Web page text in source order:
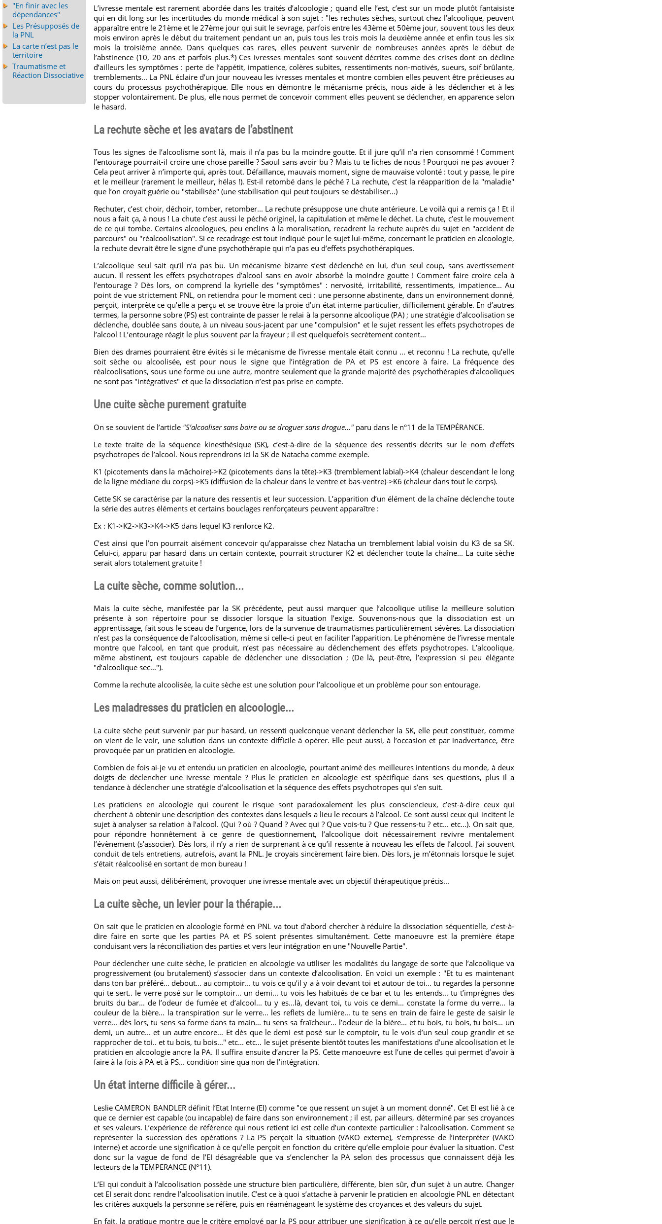
L’ivresse mentale est rarement abordée dans les traités d’alcoologie ; quand elle l’est, c’est sur un mode plutôt fantaisiste
qui en dit long sur les incertitudes du monde médical à son sujet : "les rechutes sèches, surtout chez l’alcoolique, peuvent
apparaître entre le 21ème et le 27ème jour qui suit le sevrage, parfois entre les 43ème et 50ème jour, souvent tous les deux
mois environ après le début du traitement pendant un an, puis tous les trois mois la deuxième année et enfin tous les six
mois la troisième année. Dans quelques cas rares, elles peuvent survenir de nombreuses années après le début de
l’abstinence (10, 20 ans et parfois plus.*) Ces ivresses mentales sont souvent décrites comme des crises dont on décline
d’ailleurs les symptômes : perte de l’appétit, impatience, colères subites, ressentiments non-motivés, sueurs, soif brûlante,
tremblements... La PNL éclaire d’un jour nouveau les ivresses mentales et montre combien elles peuvent être précieuses au
cours du processus psychothérapique. Elle nous en démontre le mécanisme précis, nous aide à les déclencher et à les
stopper volontairement. De plus, elle nous permet de concevoir comment elles peuvent se déclencher, en apparence selon
le hasard.
La rechute sèche et les avatars de l’abstinent
Tous les signes de l’alcoolisme sont là, mais il n’a pas bu la moindre goutte. Et il jure qu’il n’a rien consommé ! Comment
l’entourage pourrait-il croire une chose pareille ? Saoul sans avoir bu ? Mais tu te fiches de nous ! Pourquoi ne pas avouer ?
Cela peut arriver à n’importe qui, après tout. Défaillance, mauvais moment, signe de mauvaise volonté : tout y passe, le pire
et le meilleur (rarement le meilleur, hélas !). Est-il retombé dans le péché ? La rechute, c’est la réapparition de la "maladie"
que l’on croyait guérie ou "stabilisée" (une stabilisation qui peut toujours se déstabiliser...)
Rechuter, c’est choir, déchoir, tomber, retomber... La rechute présuppose une chute antérieure. Le voilà qui a remis ça ! Et il
nous a fait ça, à nous ! La chute c’est aussi le péché originel, la capitulation et même le déchet. La chute, c’est le mouvement
de ce qui tombe. Certains alcoologues, peu enclins à la moralisation, recadrent la rechute auprès du sujet en "accident de
parcours" ou "réalcoolisation". Si ce recadrage est tout indiqué pour le sujet lui-même, concernant le praticien en alcoologie,
la rechute devrait être le signe d’une psychothérapie qui n’a pas eu d’effets psychothérapiques.
L’alcoolique seul sait qu’il n’a pas bu. Un mécanisme bizarre s’est déclenché en lui, d’un seul coup, sans avertissement
aucun. Il ressent les effets psychotropes d’alcool sans en avoir absorbé la moindre goutte ! Comment faire croire cela à
l’entourage ? Dès lors, on comprend la kyrielle des "symptômes" : nervosité, irritabilité, ressentiments, impatience... Au
point de vue strictement PNL, on retiendra pour le moment ceci : une personne abstinente, dans un environnement donné,
perçoit, interprète ce qu’elle a perçu et se trouve être la proie d’un état interne particulier, difficilement gérable. En d’autres
termes, la personne sobre (PS) est contrainte de passer le relai à la personne alcoolique (PA) ; une stratégie d’alcoolisation se
déclenche, doublée sans doute, à un niveau sous-jacent par une "compulsion" et le sujet ressent les effets psychotropes de
l’alcool ! L’entourage réagit le plus souvent par la frayeur ; il est quelquefois secrètement content...
Bien des drames pourraient être évités si le mécanisme de l’ivresse mentale était connu ... et reconnu ! La rechute, qu’elle
soit sèche ou alcoolisée, est pour nous le signe que l’intégration de PA et PS est encore à faire. La fréquence des
réalcoolisations, sous une forme ou une autre, montre seulement que la grande majorité des psychothérapies d’alcooliques
ne sont pas "intégratives" et que la dissociation n’est pas prise en compte.
Une cuite sèche purement gratuite
On se souvient de l’article "S’alcooliser sans boire ou se droguer sans drogue..." paru dans le n°11 de la TEMPÉRANCE.
Le texte traite de la séquence kinesthésique (SK), c’est-à-dire de la séquence des ressentis décrits sur le nom d’effets
psychotropes de l’alcool. Nous reprendrons ici la SK de Natacha comme exemple.
K1 (picotements dans la mâchoire)->K2 (picotements dans la tête)->K3 (tremblement labial)->K4 (chaleur descendant le long
de la ligne médiane du corps)->K5 (diffusion de la chaleur dans le ventre et bas-ventre)->K6 (chaleur dans tout le corps).
Cette SK se caractérise par la nature des ressentis et leur succession. L’apparition d’un élément de la chaîne déclenche toute
la série des autres éléments et certains bouclages renforçateurs peuvent apparaître :
Ex : K1->K2->K3->K4->K5 dans lequel K3 renforce K2.
C’est ainsi que l’on pourrait aisément concevoir qu’apparaisse chez Natacha un tremblement labial voisin du K3 de sa SK.
Celui-ci, apparu par hasard dans un certain contexte, pourrait structurer K2 et déclencher toute la chaîne... La cuite sèche
serait alors totalement gratuite !
La cuite sèche, comme solution...
Mais la cuite sèche, manifestée par la SK précédente, peut aussi marquer que l’alcoolique utilise la meilleure solution
présente à son répertoire pour se dissocier lorsque la situation l’exige. Souvenons-nous que la dissociation est un
apprentissage, fait sous le sceau de l’urgence, lors de la survenue de traumatismes particulièrement sévères. La dissociation
n’est pas la conséquence de l’alcoolisation, même si celle-ci peut en faciliter l’apparition. Le phénomène de l’ivresse mentale
montre que l’alcool, en tant que produit, n’est pas nécessaire au déclenchement des effets psychotropes. L’alcoolique,
même abstinent, est toujours capable de déclencher une dissociation ; (De là, peut-être, l’expression si peu élégante
"d’alcoolique sec...").
Comme la rechute alcoolisée, la cuite sèche est une solution pour l’alcoolique et un problème pour son entourage.
Les maladresses du praticien en alcoologie...
La cuite sèche peut survenir par pur hasard, un ressenti quelconque venant déclencher la SK, elle peut constituer, comme
on vient de le voir, une solution dans un contexte difficile à opérer. Elle peut aussi, à l’occasion et par inadvertance, être
provoquée par un praticien en alcoologie.
Combien de fois ai-je vu et entendu un praticien en alcoologie, pourtant animé des meilleures intentions du monde, à deux
doigts de déclencher une ivresse mentale ? Plus le praticien en alcoologie est spécifique dans ses questions, plus il a
tendance à déclencher une stratégie d’alcoolisation et la séquence des effets psychotropes qui s’en suit.
Les praticiens en alcoologie qui courent le risque sont paradoxalement les plus consciencieux, c’est-à-dire ceux qui
cherchent à obtenir une description des contextes dans lesquels a lieu le recours à l’alcool. Ce sont aussi ceux qui incitent le
sujet à analyser sa relation à l’alcool. (Qui ? où ? Quand ? Avec qui ? Que vois-tu ? Que ressens-tu ? etc... etc...). On sait que,
pour répondre honnêtement à ce genre de questionnement, l’alcoolique doit nécessairement revivre mentalement
l’évènement (s’associer). Dès lors, il n’y a rien de surprenant à ce qu’il ressente à nouveau les effets de l’alcool. J’ai souvent
conduit de tels entretiens, autrefois, avant la PNL. Je croyais sincèrement faire bien. Dès lors, je m’étonnais lorsque le sujet
s’était réalcoolisé en sortant de mon bureau !
Mais on peut aussi, délibérément, provoquer une ivresse mentale avec un objectif thérapeutique précis...
La cuite sèche, un levier pour la thérapie...
On sait que le praticien en alcoologie formé en PNL va tout d’abord chercher à réduire la dissociation séquentielle, c’est-à-
dire faire en sorte que les parties PA et PS soient présentes simultanément. Cette manoeuvre est la première étape
conduisant vers la réconciliation des parties et vers leur intégration en une "Nouvelle Partie".
Pour déclencher une cuite sèche, le praticien en alcoologie va utiliser les modalités du langage de sorte que l’alcoolique va
progressivement (ou brutalement) s’associer dans un contexte d’alcoolisation. En voici un exemple : "Et tu es maintenant
dans ton bar préféré... debout... au comptoir... tu vois ce qu’il y a à voir devant toi et autour de toi... tu regardes la personne
qui te sert.. le verre posé sur le comptoir... un demi... tu vois les habitués de ce bar et tu les entends... tu t’imprégnes des
bruits du bar... de l’odeur de fumée et d’alcool... tu y es...là, devant toi, tu vois ce demi... constate la forme du verre... la
couleur de la bière... la transpiration sur le verre... les reflets de lumière... tu te sens en train de faire le geste de saisir le
verre... dès lors, tu sens sa forme dans ta main... tu sens sa fraîcheur... l’odeur de la bière... et tu bois, tu bois, tu bois... un
demi, un autre... et un autre encore... Et dès que le demi est posé sur le comptoir, tu le vois d’un seul coup grandir et se
rapprocher de toi.. et tu bois, tu bois..." etc... etc... le sujet présente bientôt toutes les manifestations d’une alcoolisation et le
praticien en alcoologie ancre la PA. Il suffira ensuite d’ancrer la PS. Cette manoeuvre est l’une de celles qui permet d’avoir à
faire à la fois à PA et à PS... condition sine qua non de l’intégration.
Un état interne difficile à gérer...
Leslie CAMERON BANDLER définit l’Etat Interne (EI) comme "ce que ressent un sujet à un moment donné". Cet EI est lié à ce
que ce dernier est capable (ou incapable) de faire dans son environnement ; il est, par ailleurs, déterminé par ses croyances
et ses valeurs. L’expérience de référence qui nous retient ici est celle d’un contexte particulier : l’alcoolisation. Comment se
représenter la succession des opérations ? La PS perçoit la situation (VAKO externe), s’empresse de l’interpréter (VAKO
interne) et accorde une signification à ce qu’elle perçoit en fonction du critère qu’elle emploie pour évaluer la situation. C’est
donc sur la vague de fond de l’EI désagréable que va s’enclencher la PA selon des processus que connaissent déjà les
lecteurs de la TEMPERANCE (N°11).
L’EI qui conduit à l’alcoolisation possède une structure bien particulière, différente, bien sûr, d’un sujet à un autre. Changer
cet EI serait donc rendre l’alcoolisation inutile. C’est ce à quoi s’attache à parvenir le praticien en alcoologie PNL en détectant
les critères auxquels la personne se réfère, puis en réaménageant le système des croyances et des valeurs du sujet.
En fait, la pratique montre que le critère employé par la PS pour attribuer une signification à ce qu’elle perçoit n’est que le
"En finir avec les
dépendances"
Les Présupposés de
la PNL
La carte n’est pas le
territoire
Traumatisme et
Réaction Dissociative